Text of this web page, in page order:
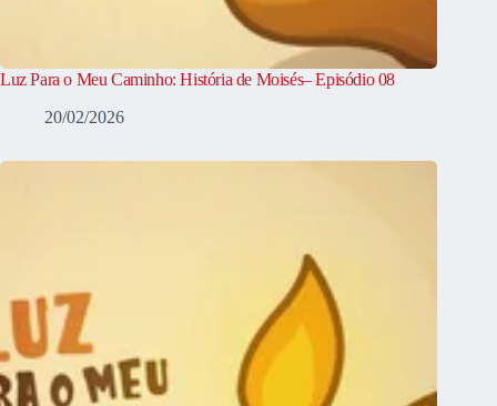
Luz Para o Meu Caminho: História de Moisés– Episódio 08
20/02/2026